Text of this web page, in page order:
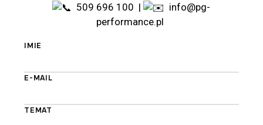
509 696 100 |
info@pg-
performance.pl
IMIE
E-MAIL
TEMAT